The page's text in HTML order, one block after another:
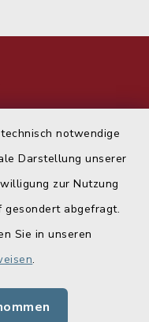
notwendige
Darstellung unserer
zur Nutzung
abgefragt.
Sie in unseren
.